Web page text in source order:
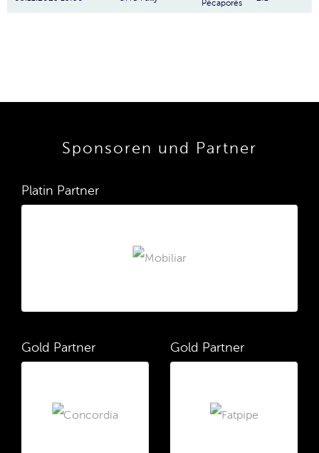
Pécaporés
Sponsoren und Partner
Platin Partner
Gold Partner Gold Partner